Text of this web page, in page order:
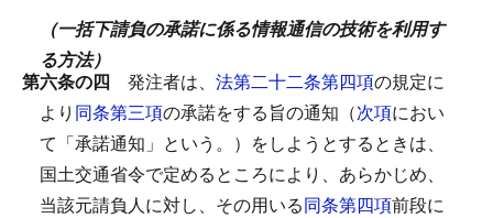
（一括下請負の承諾に係る情報通信の技術を利用す
る方法）
第六条の四 発注者は、 法第二十二条第四項の規定に
より 同条第三項の承諾をする旨の通知（次項におい
て「承諾通知」という。）をしようとするときは、
国土交通省令で定めるところにより、あらかじめ、
当該元請負人に対し、その用いる同条第四項前段に